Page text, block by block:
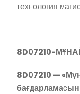
технология
8D07210-
8D07210 —